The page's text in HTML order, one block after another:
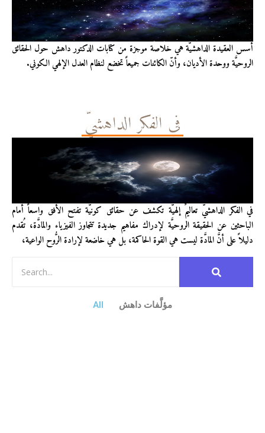
أُسس العقيدة الداهشيّة هي خلاصة موجزة من كتابات الدكتور داهش حول الحقائق
الروحيَّة ووحدة الأديان، وأنّ الكائنات جميعاً تخضع لنظام العدل الإلهي الكوني.
في الفكر الداهشيّ
في الفكر الداهشيّ تعاليمٌ إلهيَّة تكشف عن حقائق كونيَّة تفتح الأفق واسعاً أمام
الباحثين عن الحقيقة الروحيَّة لإدراك مفاهيم جديدة تتجاوز الفيزياء والمادَّة، تُقدم
دليلاً على أنَّ المادَّة ليست هي القوة الحاكمة، بل هي خاضعة لإرادة الرُّوح الواعية،
All مؤلَّفات داهش